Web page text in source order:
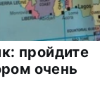
пройдите
очень